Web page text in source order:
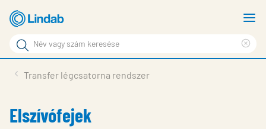
tartalomhoz
Keresési
kifejezés
Oldalak
keresése
Támogatás
Transfer légcsatorna rendszer
Elszívófejek